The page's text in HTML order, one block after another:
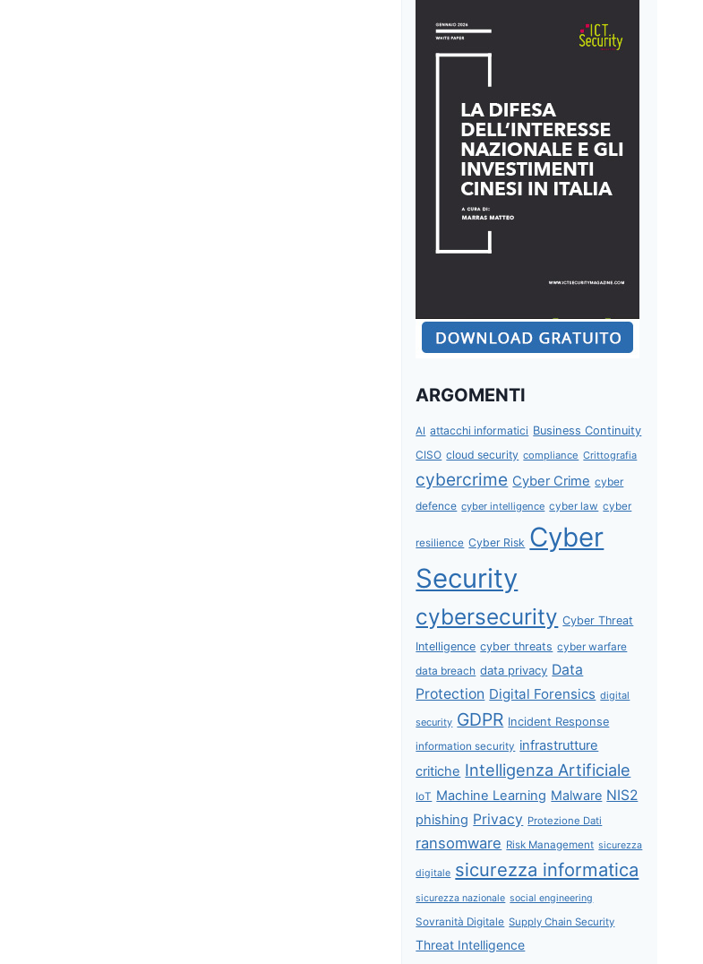
ARGOMENTI
AI attacchi informatici Business Continuity
CISO cloud security compliance Crittografia
cybercrime Cyber Crime cyber
defence cyber intelligence cyber law cyber
resilience Cyber Risk Cyber
Security
cybersecurity Cyber Threat
Intelligence cyber threats cyber warfare
data breach data privacy Data
Protection Digital Forensics digital
security GDPR Incident Response
information security infrastrutture
critiche Intelligenza Artificiale
IoT Machine Learning Malware NIS2
phishing Privacy Protezione Dati
ransomware Risk Management sicurezza
digitale sicurezza informatica
sicurezza nazionale social engineering
Sovranità Digitale Supply Chain Security
Threat Intelligence